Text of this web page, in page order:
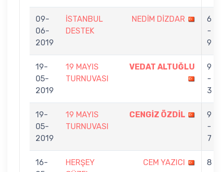
09-
06-
2019
İSTANBUL
DESTEK
NEDİM DİZDAR
6
-
9
19-
05-
2019
19 MAYIS
TURNUVASI
VEDAT ALTUĞLU
9
-
3
19-
05-
2019
19 MAYIS
TURNUVASI
CENGİZ ÖZDİL
9
-
7
16-
HERŞEY
CEM YAZICI
8